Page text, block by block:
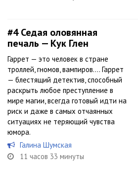
#4Седая оловянная
печаль — Кук Глен
Гаррет — это человек в стране
троллей, гномов, вампиров.… Гаррет
— блестящий детектив, способный
раскрыть любое преступление в
мире магии, всегда готовый идти на
риск и даже в самых отчаянных
ситуациях не теряющий чувства
юмора.
Галина Шумская
11 часов 33 минуты